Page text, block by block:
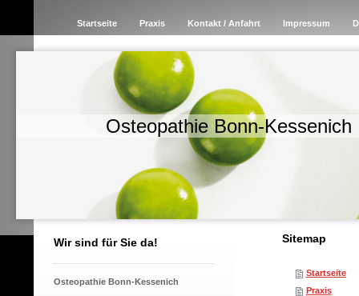
Startseite Praxis Kontakt / Anfahrt Impressum
Osteopathie Bonn-Kessenich
Wir sind für Sie da!
Osteopathie Bonn-Kessenich
Sitemap
Startseite
Praxis